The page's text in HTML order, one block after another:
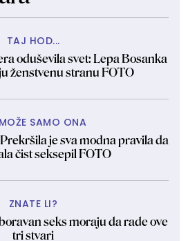
TAJ HOD...
oduševila svet: Lepa Bosanka
ženstvenu stranu FOTO
SAMO ONA
je sva modna pravila da
čist seksepil FOTO
ZNATE LI?
seks moraju da rade ove
tri stvari